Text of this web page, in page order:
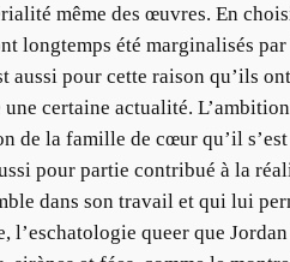
même des œuvres. En
longtemps été marginalisés
aussi pour cette raison qu’ils
certaine actualité.
de la famille de cœur qu’il
pour partie contribué à la
dans son travail et qui lui
l’eschatologie queer que Jordan